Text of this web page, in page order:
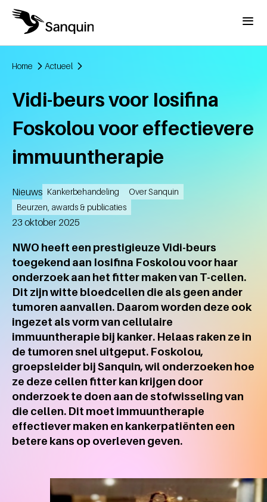
Overslaan en naar de inhoud gaan
Menu
Home Actueel
Vidi-beurs voor Iosifina
Foskolou voor effectievere
immuuntherapie
Nieuws Kankerbehandeling
Over Sanquin
Beurzen, awards & publicaties
Aangemaakt
23 oktober 2025
NWO heeft een prestigieuze Vidi-beurs
toegekend aan Iosifina Foskolou voor haar
onderzoek aan het fitter maken van T-cellen.
Dit zijn witte bloedcellen die als geen ander
tumoren aanvallen. Daarom worden deze ook
ingezet als vorm van cellulaire
immuuntherapie bij kanker. Helaas raken ze in
de tumoren snel uitgeput. Foskolou,
groepsleider bij Sanquin, wil onderzoeken hoe
ze deze cellen fitter kan krijgen door
onderzoek te doen aan de stofwisseling van
die cellen. Dit moet immuuntherapie
effectiever maken en kankerpatiënten een
betere kans op overleven geven.